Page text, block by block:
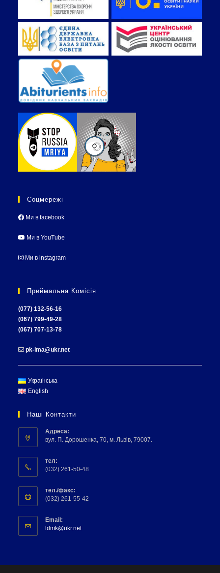
Соцмережі
Ми в facebook
Ми в YouTube
Ми в instagram
Приймальна Комісія
(077) 132-56-16
(067) 799-49-28
(067) 707-13-78
pk-lma@ukr.net
Українська
English
Наші Контакти
Адреса:
вул. П. Дорошенка, 70, м. Львів, 79007.
тел:
(032) 261-50-48
тел./факс:
(032) 261-55-42
Email:
ldmk@ukr.net